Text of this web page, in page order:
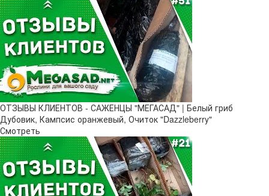
ОТЗЫВЫ КЛИЕНТОВ - САЖЕНЦЫ "МЕГАСАД" | Белый гриб
Дубовик, Кампсис оранжевый, Очиток "Dazzleberry"
Смотреть